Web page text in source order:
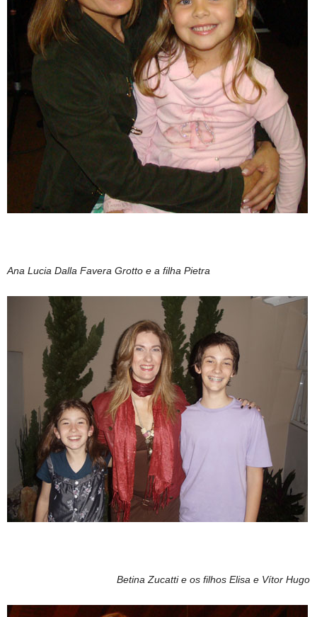
Ana Lucia Dalla Favera Grotto e a filha Pietra
Betina Zucatti e os filhos Elisa e Vítor Hugo